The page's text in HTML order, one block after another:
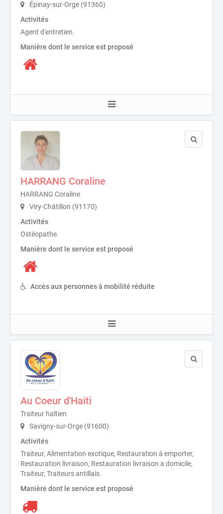
Épinay-sur-Orge (91360)
Activités
Agent d'entretien.
Manière dont le service est proposé
HARRANG Coraline
HARRANG Coraline
Viry-Châtillon (91170)
Activités
Ostéopathe.
Manière dont le service est proposé
Accès aux personnes à mobilité réduite
Au Coeur d'Haiti
Traiteur haïtien
Savigny-sur-Orge (91600)
Activités
Traiteur, Alimentation exotique, Restauration à emporter,
Restauration livraison, Restauration livraison a domicile,
Traiteur, Traiteurs antillais.
Manière dont le service est proposé